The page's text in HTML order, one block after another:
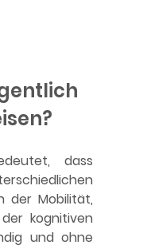
dass
der Mobilität,
kognitiven